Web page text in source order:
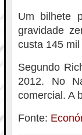
Um bilhete
gravidade
custa 145 mil
Segundo
2012. No
comercial. A
Fonte: